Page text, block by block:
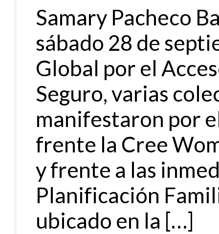
Samary Pacheco
sábado 28 de
Global por el
Seguro, varias
manifestaron por
frente la Cree
y frente a las
Planificación
ubicado en la […]